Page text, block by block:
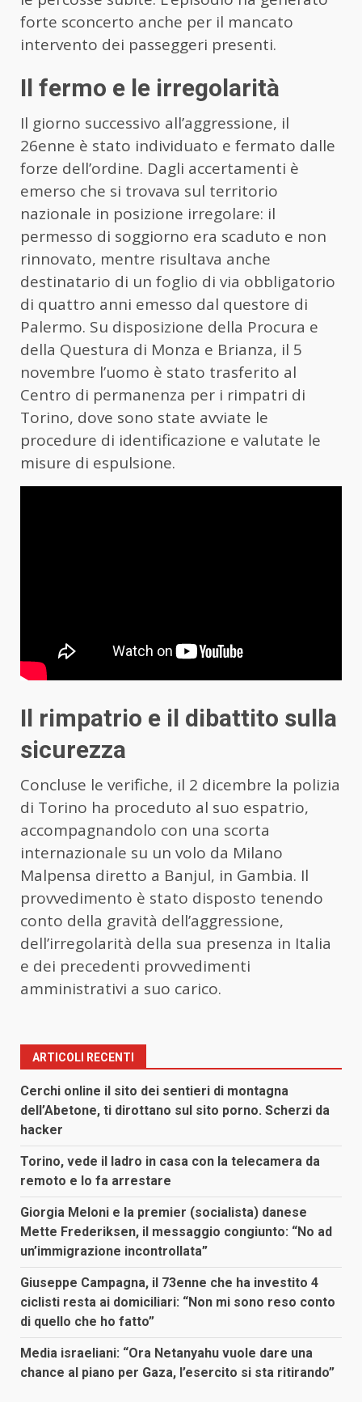
forte sconcerto anche per il mancato
intervento dei passeggeri presenti.
Il fermo e le irregolarità
Il giorno successivo all’aggressione, il
26enne è stato individuato e fermato dalle
forze dell’ordine. Dagli accertamenti è
emerso che si trovava sul territorio
nazionale in posizione irregolare: il
permesso di soggiorno era scaduto e non
rinnovato, mentre risultava anche
destinatario di un foglio di via obbligatorio
di quattro anni emesso dal questore di
Palermo. Su disposizione della Procura e
della Questura di Monza e Brianza, il 5
novembre l’uomo è stato trasferito al
Centro di permanenza per i rimpatri di
Torino, dove sono state avviate le
procedure di identificazione e valutate le
misure di espulsione.
Il rimpatrio e il dibattito sulla
sicurezza
Concluse le verifiche, il 2 dicembre la polizia
di Torino ha proceduto al suo espatrio,
accompagnandolo con una scorta
internazionale su un volo da Milano
Malpensa diretto a Banjul, in Gambia. Il
provvedimento è stato disposto tenendo
conto della gravità dell’aggressione,
dell’irregolarità della sua presenza in Italia
e dei precedenti provvedimenti
amministrativi a suo carico.
ARTICOLI RECENTI
Cerchi online il sito dei sentieri di montagna
dell’Abetone, ti dirottano sul sito porno. Scherzi da
hacker
Torino, vede il ladro in casa con la telecamera da
remoto e lo fa arrestare
Giorgia Meloni e la premier (socialista) danese
Mette Frederiksen, il messaggio congiunto: “No ad
un’immigrazione incontrollata”
Giuseppe Campagna, il 73enne che ha investito 4
ciclisti resta ai domiciliari: “Non mi sono reso conto
di quello che ho fatto”
Media israeliani: “Ora Netanyahu vuole dare una
chance al piano per Gaza, l’esercito si sta ritirando”